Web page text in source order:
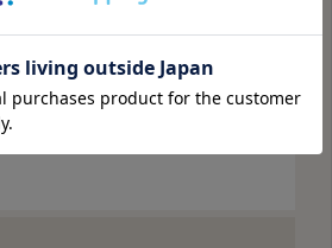
な場所を避けて保存してくださ
保存しますと、硬くなる場合がご